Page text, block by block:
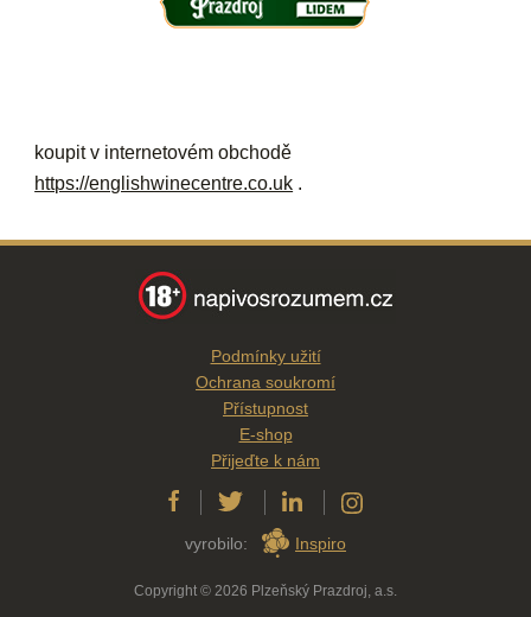
koupit v internetovém obchodě
https://englishwinecentre.co.uk .
Podmínky užití
Ochrana soukromí
Přístupnost
E-shop
Přijeďte k nám
vyrobilo: Inspiro
Copyright © 2026 Plzeňský Prazdroj, a.s.